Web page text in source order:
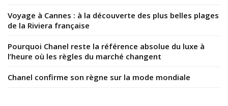
Voyage à Cannes : à la découverte des plus belles plages
de la Riviera française
Pourquoi Chanel reste la référence absolue du luxe à
l’heure où les règles du marché changent
Chanel confirme son règne sur la mode mondiale